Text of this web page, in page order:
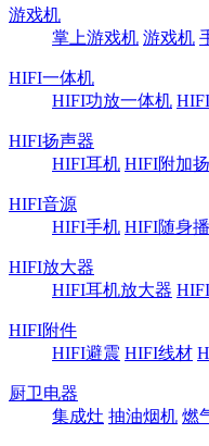
游戏机
掌上游戏机 游戏机
HIFI一体机
HIFI功放一体机
HIFI扬声器
HIFI耳机 HIFI附加
HIFI音源
HIFI手机 HIFI随身
HIFI放大器
HIFI耳机放大器
HIFI附件
HIFI避震 HIFI线材
厨卫电器
集成灶 抽油烟机 燃